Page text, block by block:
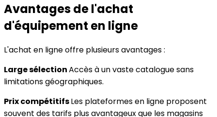
Avantages de l'achat
d'équipement en ligne
L'achat en ligne offre plusieurs avantages :
Large sélectionAccès à un vaste catalogue sans
limitations géographiques.
Prix ​​compétitifsLes plateformes en ligne proposent
souvent des tarifs plus avantageux que les magasins